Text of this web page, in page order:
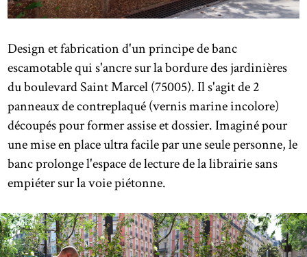
Design et fabrication d'un principe de banc
escamotable qui s'ancre sur la bordure des jardinières
du boulevard Saint Marcel (75005). Il s'agit de 2
panneaux de contreplaqué (vernis marine incolore)
découpés pour former assise et dossier. Imaginé pour
une mise en place ultra facile par une seule personne, le
banc prolonge l'espace de lecture de la librairie sans
empiéter sur la voie piétonne.